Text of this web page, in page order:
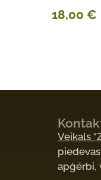
18,00 €
Veikals
apģērbi,